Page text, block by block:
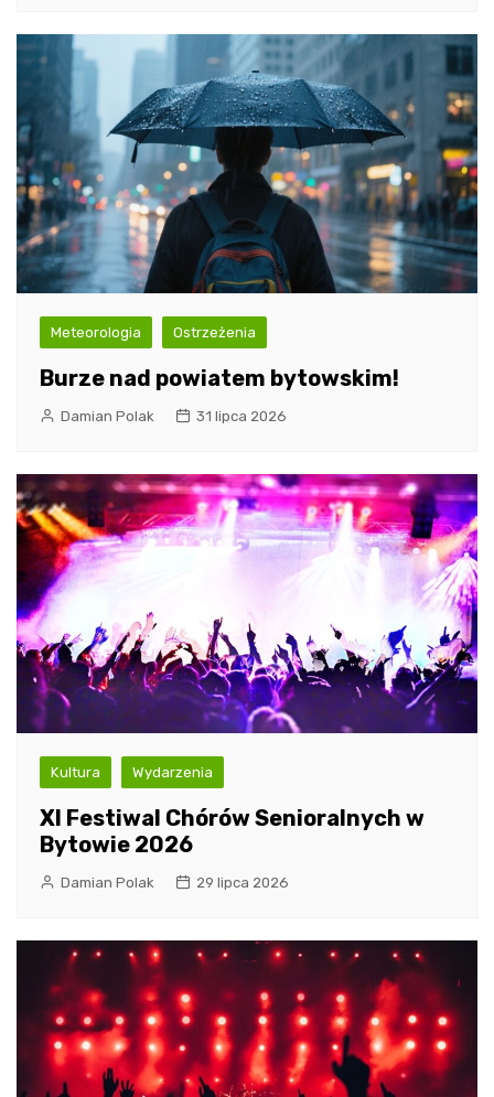
Meteorologia Ostrzeżenia
Burze nad powiatem bytowskim!
Damian Polak 31 lipca 2026
Kultura Wydarzenia
XI Festiwal Chórów Senioralnych w
Bytowie 2026
Damian Polak 29 lipca 2026